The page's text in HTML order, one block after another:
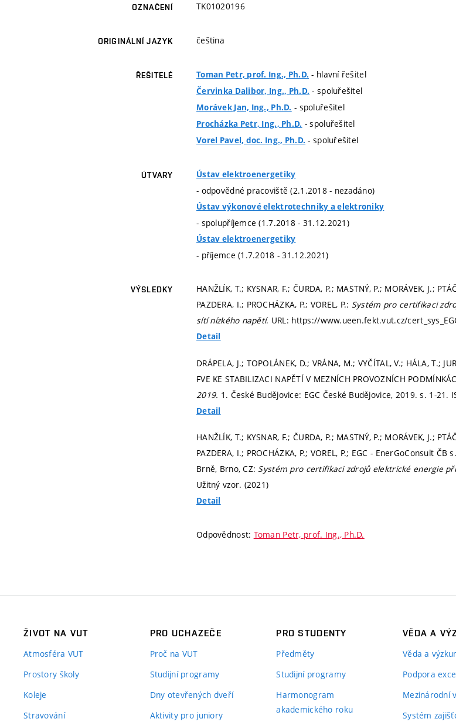
OZNAČENÍ TK01020196
ORIGINÁLNÍ JAZYK čeština
ŘEŠITELÉ Toman Petr, prof. Ing., Ph.D. - hlavní řešitel
Červinka Dalibor, Ing., Ph.D. - spoluřešitel
Morávek Jan, Ing., Ph.D. - spoluřešitel
Procházka Petr, Ing., Ph.D. - spoluřešitel
Vorel Pavel, doc. Ing., Ph.D. - spoluřešitel
ÚTVARY Ústav elektroenergetiky
- odpovědné pracoviště (2.1.2018 - nezadáno)
Ústav výkonové elektrotechniky a elektroniky
- spolupříjemce (1.7.2018 - 31.12.2021)
Ústav elektroenergetiky
- příjemce (1.7.2018 - 31.12.2021)
VÝSLEDKY
HANŽLÍK, T.; KYSNAR, F.; ČURDA, P.; MASTNÝ, P.; MORÁVEK, J.;
PAZDERA, I.; PROCHÁZKA, P.; VOREL, P.: Systém pro certifikaci
sítí nízkého napětí. URL: https://www.ueen.fekt.vut.cz/
Detail
DRÁPELA, J.; TOPOLÁNEK, D.; VRÁNA, M.; VYČÍTAL, V.; HÁLA, T.;
FVE KE STABILIZACI NAPĚTÍ V MEZNÍCH PROVOZNÍCH
2019. 1. České Budějovice: EGC České Budějovice, 2019.s. 1-21.
Detail
HANŽLÍK, T.; KYSNAR, F.; ČURDA, P.; MASTNÝ, P.; MORÁVEK, J.;
PAZDERA, I.; PROCHÁZKA, P.; VOREL, P.; EGC - EnerGoConsult
Brně, Brno, CZ: Systém pro certifikaci zdrojů elektrické energie
Užitný vzor. (2021)
Detail
Odpovědnost: Toman Petr, prof. Ing., Ph.D.
ŽIVOT NA VUT
Atmosféra VUT
Prostory školy
Koleje
Stravování
PRO UCHAZEČE
Proč na VUT
Studijní programy
Dny otevřených dveří
Aktivity pro juniory
PRO STUDENTY
Předměty
Studijní programy
Harmonogram
akademického roku
VĚDA A
Věda a
Podpora
Mezinárodní
Systém